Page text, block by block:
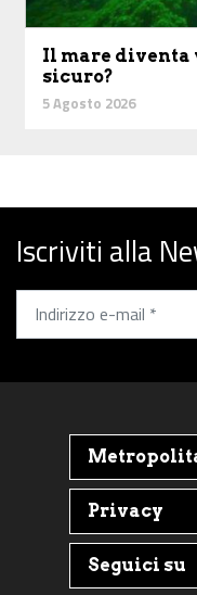
Il mare diventa
sicuro?
5 Agosto 2026
Iscriviti alla
Privacy
Seguici su